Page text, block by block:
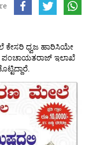
ಕೇಸರಿ ಧ್ವಜ ಹಾರಿಸಿಯೇ
ಪಂಚಾಯತರಾಜ್ ಇಲಾಖೆ